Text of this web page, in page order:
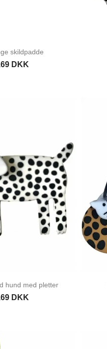
skildpadde
DKK
hund med pletter
DKK